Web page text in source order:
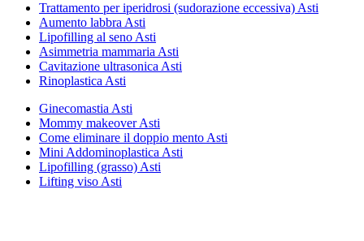
Trattamento per iperidrosi (sudorazione eccessiva) Asti
Aumento labbra Asti
Lipofilling al seno Asti
Asimmetria mammaria Asti
Cavitazione ultrasonica Asti
Rinoplastica Asti
Ginecomastia Asti
Mommy makeover Asti
Come eliminare il doppio mento Asti
Mini Addominoplastica Asti
Lipofilling (grasso) Asti
Lifting viso Asti